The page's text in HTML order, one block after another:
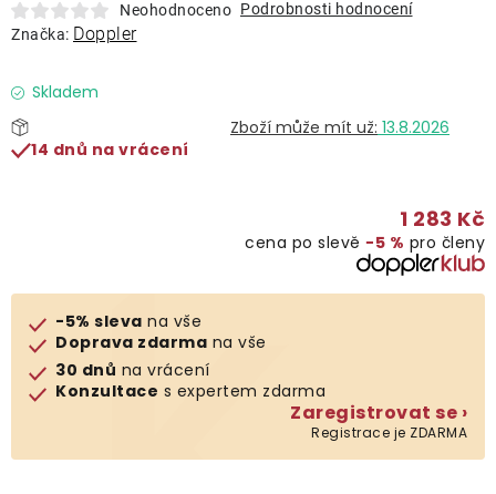
O nás
Kontakty
Neohodnoceno Podrobnosti hodnocení
Značka: Doppler
Skladem
13.8.2026
14 dnů na vrácení
1 283 Kč
cena po slevě −5 % pro členy
-5% sleva na vše
Doprava zdarma na vše
30 dnů na vrácení
Konzultace s expertem zdarma
Zaregistrovat se ›
Registrace je ZDARMA